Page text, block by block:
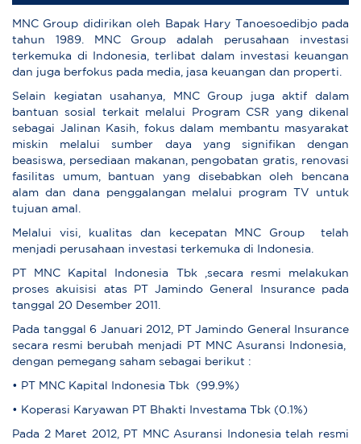
MNC Group didirikan oleh Bapak Hary Tanoesoedibjo pada
tahun 1989. MNC Group adalah perusahaan investasi
terkemuka di Indonesia, terlibat dalam investasi keuangan
dan juga berfokus pada media, jasa keuangan dan properti.
Selain kegiatan usahanya, MNC Group juga aktif dalam
bantuan sosial terkait melalui Program CSR yang dikenal
sebagai Jalinan Kasih, fokus dalam membantu masyarakat
miskin melalui sumber daya yang signifikan dengan
beasiswa, persediaan makanan, pengobatan gratis, renovasi
fasilitas umum, bantuan yang disebabkan oleh bencana
alam dan dana penggalangan melalui program TV untuk
tujuan amal.
Melalui visi, kualitas dan kecepatan MNC Group telah
menjadi perusahaan investasi terkemuka di Indonesia.
PT MNC Kapital Indonesia Tbk ,secara resmi melakukan
proses akuisisi atas PT Jamindo General Insurance pada
tanggal 20 Desember 2011.
Pada tanggal 6 Januari 2012, PT Jamindo General Insurance
secara resmi berubah menjadi PT MNC Asuransi Indonesia,
dengan pemegang saham sebagai berikut :
• PT MNC Kapital Indonesia Tbk (99.9%)
• Koperasi Karyawan PT Bhakti Investama Tbk (0.1%)
Pada 2 Maret 2012, PT MNC Asuransi Indonesia telah resmi